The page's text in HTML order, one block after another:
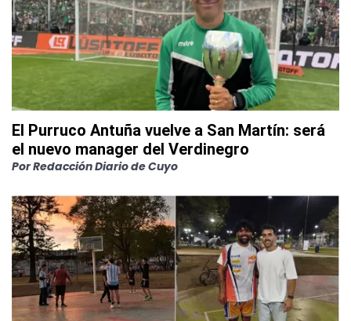
El Purruco Antuña vuelve a San Martín: será
el nuevo manager del Verdinegro
PorRedacción Diario de Cuyo